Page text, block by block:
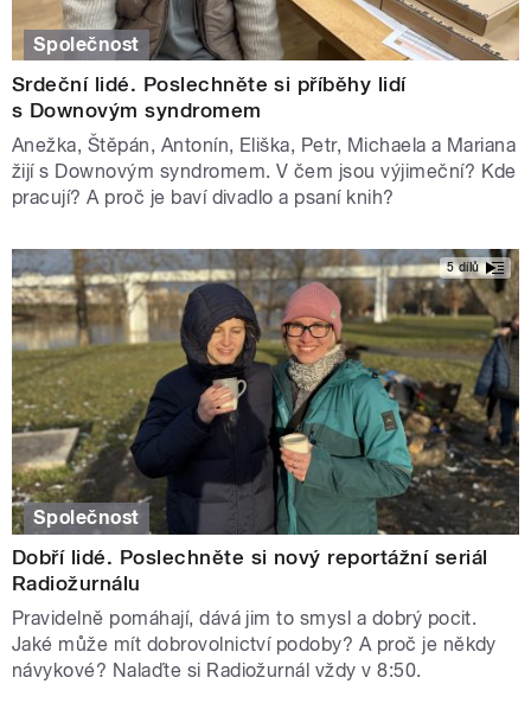
Společnost
Srdeční lidé. Poslechněte si příběhy lidí
s Downovým syndromem
Anežka, Štěpán, Antonín, Eliška, Petr, Michaela a Mariana
žijí s Downovým syndromem. V čem jsou výjimeční? Kde
pracují? A proč je baví divadlo a psaní knih?
5 dílů
Společnost
Dobří lidé. Poslechněte si nový reportážní seriál
Radiožurnálu
Pravidelně pomáhají, dává jim to smysl a dobrý pocit.
Jaké může mít dobrovolnictví podoby? A proč je někdy
návykové? Nalaďte si Radiožurnál vždy v 8:50.